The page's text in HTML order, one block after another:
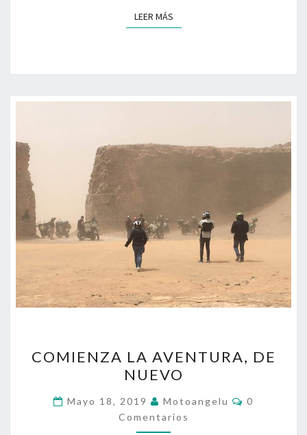
LEER MÁSLEER MÁS
LA
AVENTURA,
DE
NUEVO
COMIENZA LA AVENTURA, DE
NUEVO
Mayo 18, 2019 Motoangelu
0
Comentarios